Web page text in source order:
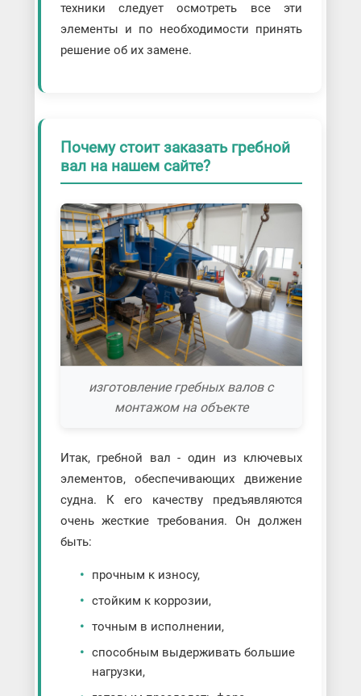
техники следует осмотреть все эти
элементы и по необходимости принять
решение об их замене.
Почему стоит заказать гребной
вал на нашем сайте?
изготовление гребных валов с
монтажом на объекте
Итак, гребной вал - один из ключевых
элементов, обеспечивающих движение
судна. К его качеству предъявляются
очень жесткие требования. Он должен
быть:
прочным к износу,
стойким к коррозии,
точным в исполнении,
способным выдерживать большие
нагрузки,